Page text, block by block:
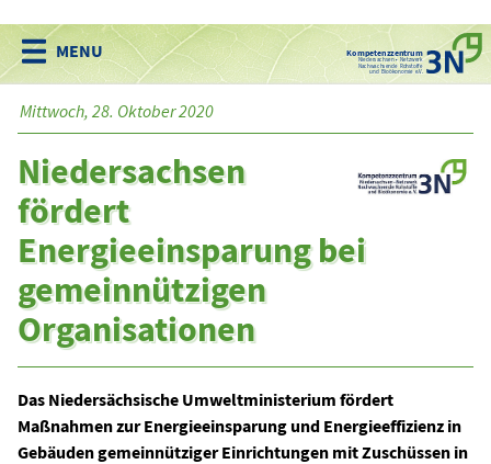
Kompetenzzentrum
Niedersachsen • Netzwerk
Nachwachsende Rohstoffe
und Bioökonomie e.V.
Mittwoch, 28. Oktober 2020
Niedersachsen
fördert
Energieeinsparung bei
gemeinnützigen
Organisationen
Das Niedersächsische Umweltministerium fördert
Maßnahmen zur Energieeinsparung und Energieeffizienz in
Gebäuden gemeinnütziger Einrichtungen mit Zuschüssen in